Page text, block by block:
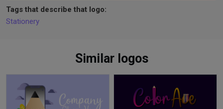
Tags that describe that logo:
Stationery
Similar logos